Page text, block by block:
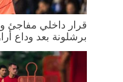
قرار داخلي مفاجئ
برشلونة بعد وداع